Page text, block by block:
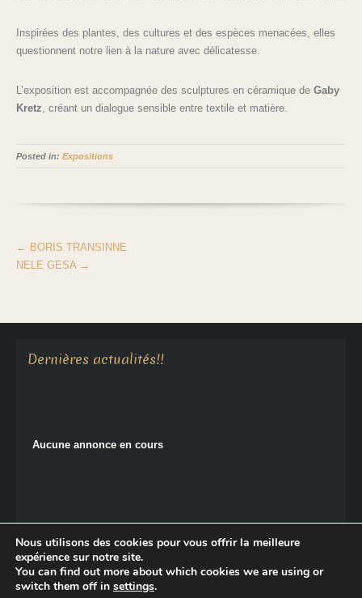
Inspirées des plantes, des cultures et des espèces menacées, elles
questionnent notre lien à la nature avec délicatesse.
L’exposition est accompagnée des sculptures en céramique de Gaby
Kretz , créant un dialogue sensible entre textile et matière.
Posted in: Expositions
← BORIS TRANSINNE
NELE GESA →
Dernières actualités!!
Aucune annonce en cours
Aucune annonce en cours
Copyright © 2026 Le Monastère de Sainte-Croix.
Politique de confidentialité
Nous utilisons des cookies pour vous offrir la meilleure
expérience sur notre site.
You can find out more about which cookies we are using or
switch them off in settings.